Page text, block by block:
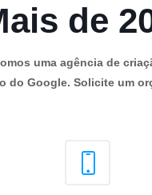
de
uma agência de
do Google. Solicite um